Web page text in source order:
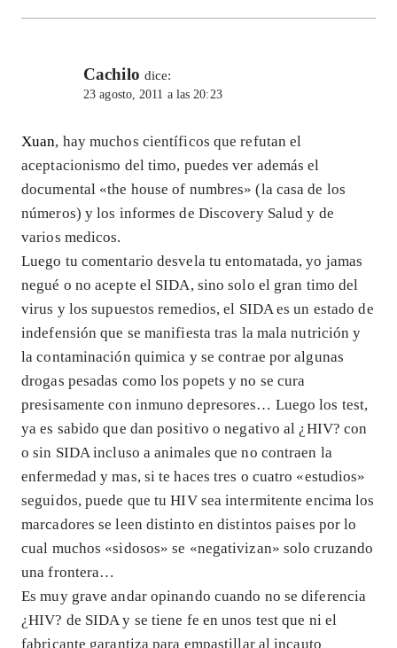
Cachilo dice:
23 agosto, 2011 a las 20:23
Xuan, hay muchos científicos que refutan el
aceptacionismo del timo, puedes ver además el
documental «the house of numbres» (la casa de los
números) y los informes de Discovery Salud y de
varios medicos.
Luego tu comentario desvela tu entomatada, yo jamas
negué o no acepte el SIDA, sino solo el gran timo del
virus y los supuestos remedios, el SIDA es un estado de
indefensión que se manifiesta tras la mala nutrición y
la contaminación quimica y se contrae por algunas
drogas pesadas como los popets y no se cura
presisamente con inmuno depresores… Luego los test,
ya es sabido que dan positivo o negativo al ¿HIV? con
o sin SIDA incluso a animales que no contraen la
enfermedad y mas, si te haces tres o cuatro «estudios»
seguidos, puede que tu HIV sea intermitente encima los
marcadores se leen distinto en distintos paises por lo
cual muchos «sidosos» se «negativizan» solo cruzando
una frontera…
Es muy grave andar opinando cuando no se diferencia
¿HIV? de SIDA y se tiene fe en unos test que ni el
fabricante garantiza para empastillar al incauto